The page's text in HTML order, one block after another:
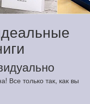
Все только так, как вы